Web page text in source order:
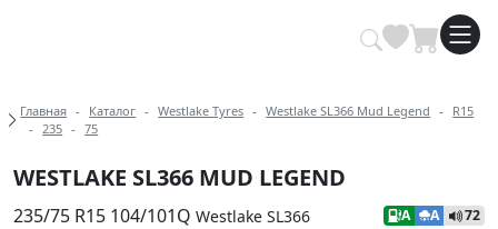
Купить автомобильные шины
Хлебные крошки
Главная Каталог Westlake Tyres Westlake SL366 Mud Legend
R15
235
75
WESTLAKE SL366 MUD LEGEND
235/75 R15 104/101Q Westlake SL366 A A 72